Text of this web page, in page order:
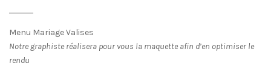
Menu Mariage Valises
Notre graphiste réalisera pour vous la maquette afin d’en optimiser le
rendu